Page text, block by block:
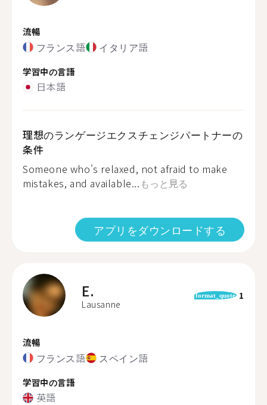
流暢
フランス語 イタリア語
学習中の言語
日本語
理想のランゲージエクスチェンジパートナーの
条件
Someone who's relaxed, not afraid to make
mistakes, and available... もっと見る
アプリをダウンロードする
E.
Lausanne
format_quote 1
流暢
フランス語 スペイン語
学習中の言語
英語